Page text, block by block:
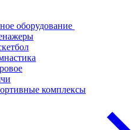
оборудование
комплексы